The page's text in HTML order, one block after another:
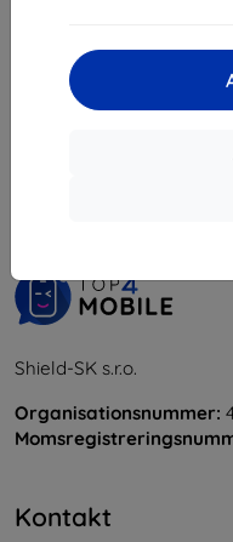
av totalt5.
Shield-SK s.r.o.
Organisationsnummer:
Kontakt